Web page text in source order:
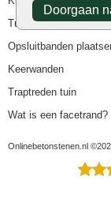
Doorgaan
Tuintegels outlet
Opsluitbanden
Keerwanden
Traptreden tuin
Wat is een facetrand?
Onlinebetonstenen.nl